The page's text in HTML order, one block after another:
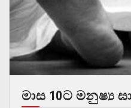
මාස 10ට මනුෂ්‍ය